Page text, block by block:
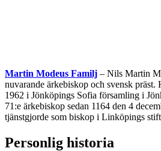
Martin Modeus Familj – Nils Martin
nuvarande ärkebiskop och svensk präst.
1962 i Jönköpings Sofia församling i
71:e ärkebiskop sedan 1164 den 4
tjänstgjorde som biskop i Linköpings
Personlig historia